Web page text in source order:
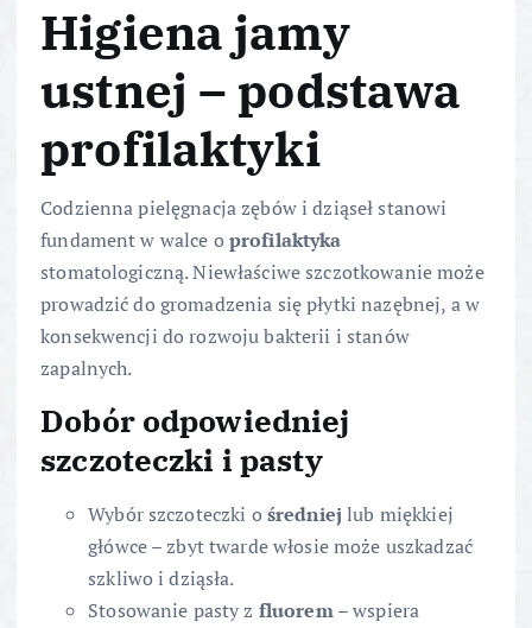
Higiena jamy
ustnej – podstawa
profilaktyki
Codzienna pielęgnacja zębów i dziąseł stanowi
fundament w walce oprofilaktyka
stomatologiczną. Niewłaściwe szczotkowanie może
prowadzić do gromadzenia się płytki nazębnej, a w
konsekwencji do rozwoju bakterii i stanów
zapalnych.
Dobór odpowiedniej
szczoteczki i pasty
Wybór szczoteczki ośredniej lub miękkiej
główce – zbyt twarde włosie może uszkadzać
szkliwo i dziąsła.
Stosowanie pasty z fluorem– wspiera